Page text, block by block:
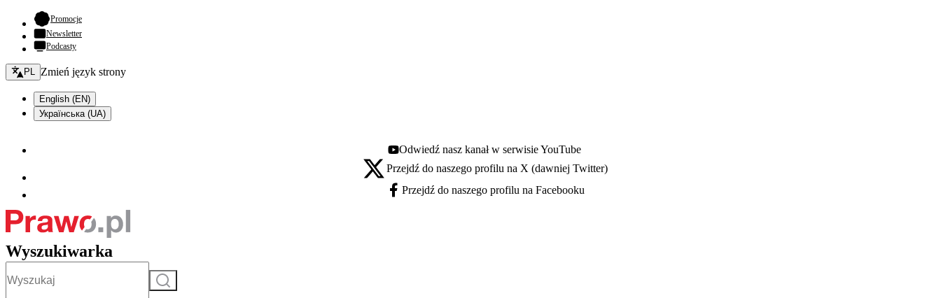
Promocje- otwiera się w nowej karcie
Newsletter
Podcasty
Zmień język - bieżący:
PL Zmień język strony
English (EN)
Українська (UA)
Youtube - otwiera się w nowej karcie
Odwiedź nasz kanał w serwisie YouTube
X - otwiera się w nowej karcie
Przejdź do naszego profilu na X (dawniej Twitter)
Facebook - otwiera się w nowej karcie
Przejdź do naszego profilu na Facebooku
Wyszukiwarka
Szukaj